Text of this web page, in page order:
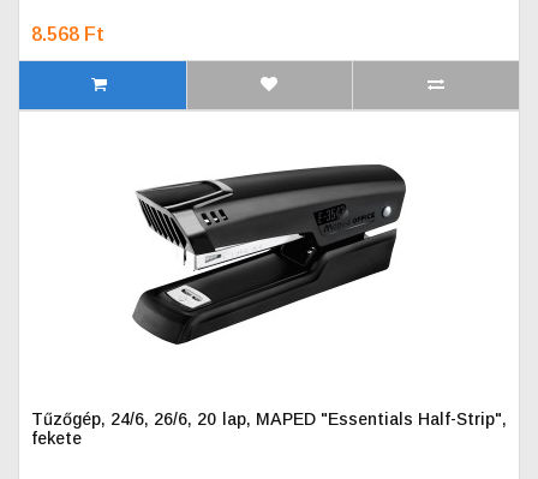
8.568 Ft
Tűzőgép, 24/6, 26/6, 20 lap, MAPED "Essentials Half-Strip",
fekete